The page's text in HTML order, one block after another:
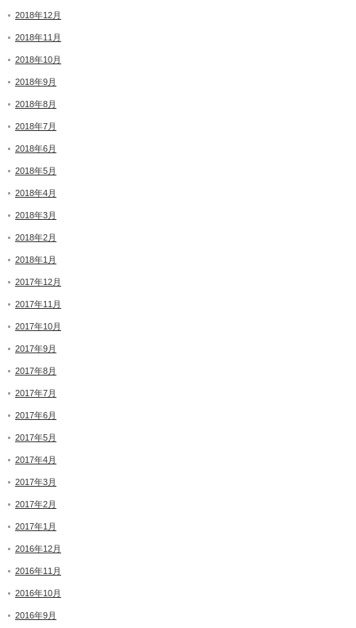
2018年12月
2018年11月
2018年10月
2018年9月
2018年8月
2018年7月
2018年6月
2018年5月
2018年4月
2018年3月
2018年2月
2018年1月
2017年12月
2017年11月
2017年10月
2017年9月
2017年8月
2017年7月
2017年6月
2017年5月
2017年4月
2017年3月
2017年2月
2017年1月
2016年12月
2016年11月
2016年10月
2016年9月